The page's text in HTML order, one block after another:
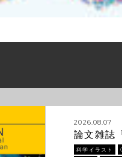
2026.08.07
論文雑誌
科学イラスト